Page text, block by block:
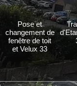
Pose et
changement de
fenêtre de toit
et Velux 33